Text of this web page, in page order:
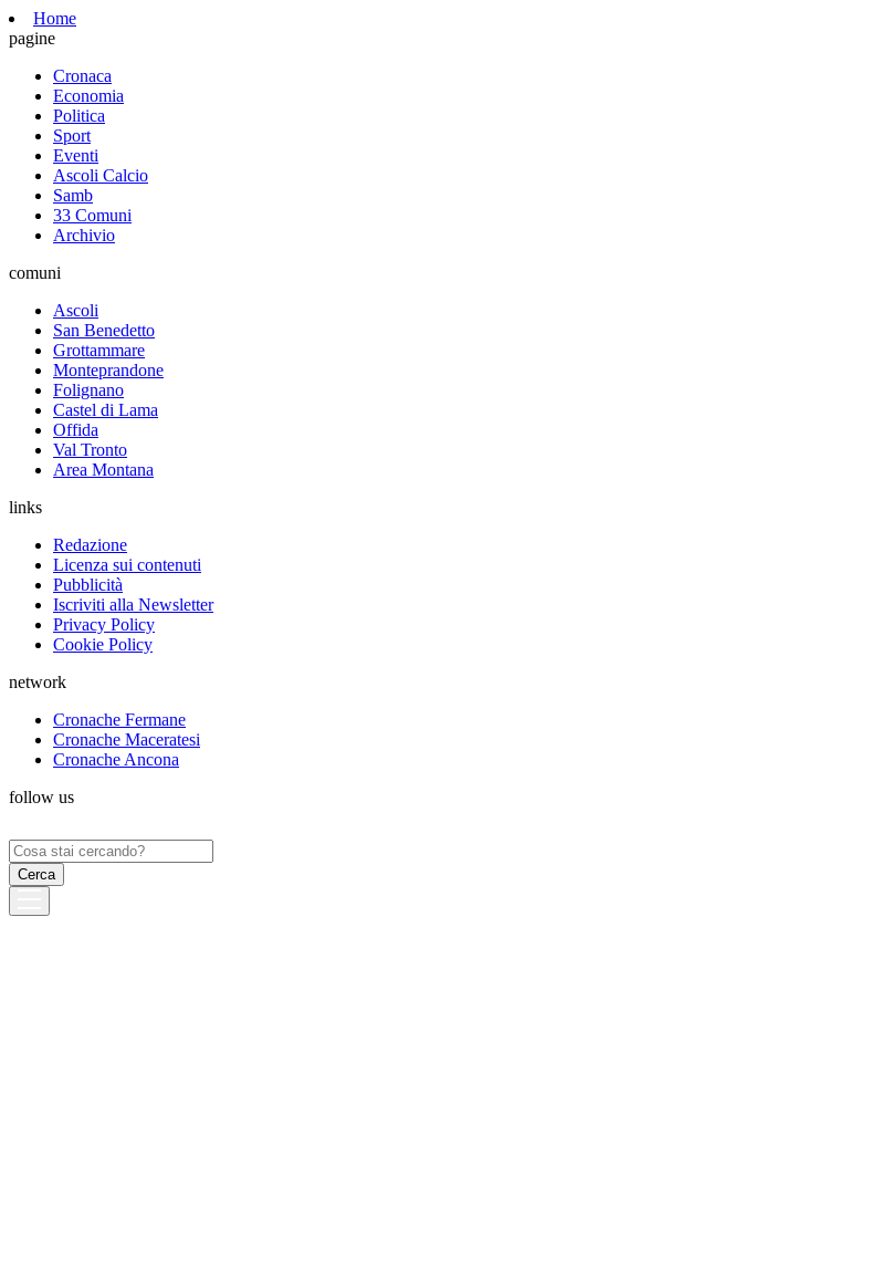
Home
pagine
Cronaca
Economia
Politica
Sport
Eventi
Ascoli Calcio
Samb
33 Comuni
Archivio
comuni
Ascoli
San Benedetto
Grottammare
Monteprandone
Folignano
Castel di Lama
Offida
Val Tronto
Area Montana
links
Redazione
Licenza sui contenuti
Pubblicità
Iscriviti alla Newsletter
Privacy Policy
Cookie Policy
network
Cronache Fermane
Cronache Maceratesi
Cronache Ancona
follow us
Ricerca
per: